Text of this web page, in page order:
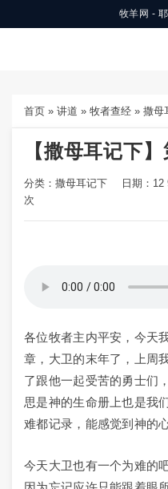
牧羊网 -
首页 » 讲道 » 牧者查经 » 撒母
【撒母耳记下
分类： 撒母耳记下 日期：
次
各位牧者主内平安，今天
章，大卫的末年了，上周
了跟他一起受苦的勇士们
思是神的生命册上也是我
难都记录，能感觉到神的心
今天大卫也有一个为难的